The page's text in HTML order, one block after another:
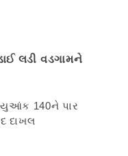
લડી વડગામને